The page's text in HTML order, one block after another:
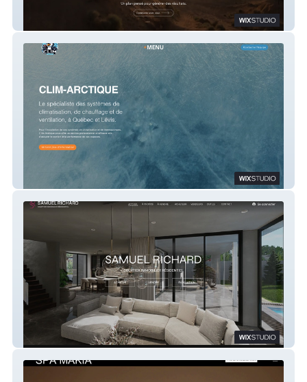
Samuel Richard